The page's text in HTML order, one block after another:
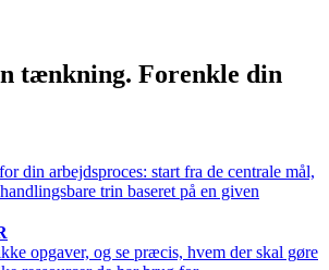
tænkning. Forenkle din
din arbejdsproces: start fra de centrale mål,
trin baseret på en given
opgaver, og se præcis, hvem der skal gøre